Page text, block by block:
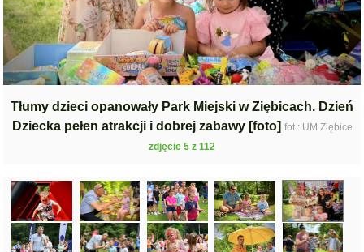
Tłumy dzieci opanowały Park Miejski w Ziębicach. Dzień
Dziecka pełen atrakcji i dobrej zabawy [foto] fot.: UM Ziębice
zdjęcie 5 z 112